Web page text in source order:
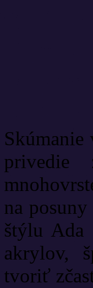
privedie
na
štýlu Ada
akrylov,
tvoriť